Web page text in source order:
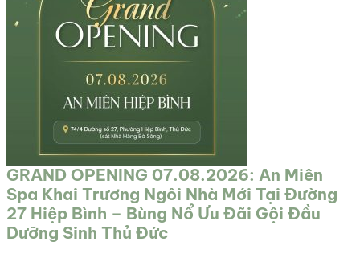
GRAND OPENING 07.08.2026: An Miên
Spa Khai Trương Ngôi Nhà Mới Tại Đường
27 Hiệp Bình – Bùng Nổ Ưu Đãi Gội Đầu
Dưỡng Sinh Thủ Đức